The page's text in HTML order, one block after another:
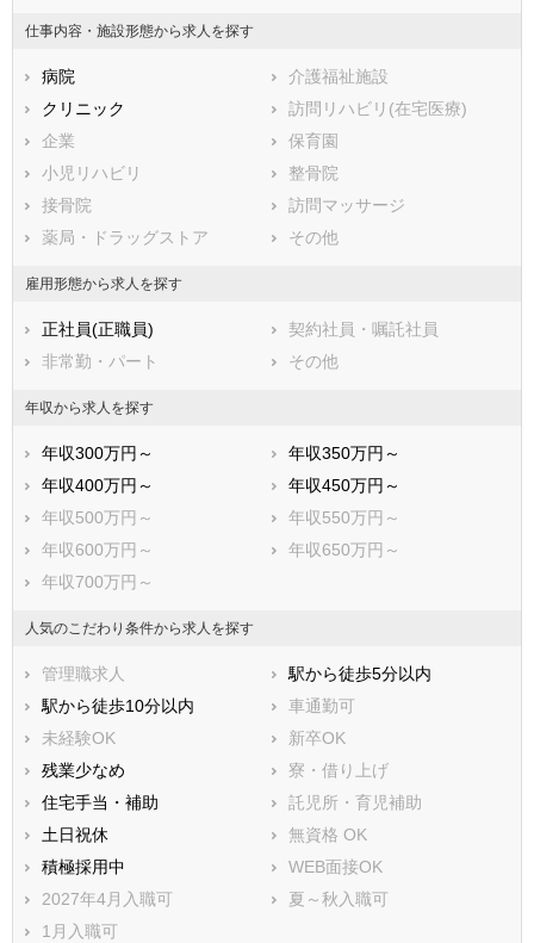
福岡県
佐賀県
熊本県
宮崎県
鹿児島県
横浜市港南区
横浜市緑区
横浜市瀬谷区
横浜市栄区
横浜市泉区
横浜市青葉区
横浜市都筑区
川崎市すべて
川崎市川崎区
川崎市幸区
川崎市中原区
川崎市高津区
相模原市すべて
相模原市緑区
相模原市中央区
相模原市南区
横須賀市
平塚市
鎌倉市
藤沢市
小田原市
茅ヶ崎市
逗子市
三浦市
秦野市
大和市
南足柄市
綾瀬市
三浦郡葉山町
高座郡寒川町
中郡大磯町
中郡二宮町
足柄上郡中井町
足柄上郡大井町
足柄上郡松田町
足柄上郡山北町
足柄上郡開成町
足柄下郡箱根町
足柄下郡真鶴町
足柄下郡湯河原町
愛甲郡愛川町
愛甲郡清川村
仕事内容・施設形態から求人を探す
病院
介護福祉施設
クリニック
訪問リハビリ(在宅医療)
企業
保育園
小児リハビリ
整骨院
接骨院
訪問マッサージ
薬局・ドラッグストア
その他
雇用形態から求人を探す
正社員(正職員)
契約社員・嘱託社員
非常勤・パート
その他
年収から求人を探す
年収300万円～
年収350万円～
年収400万円～
年収450万円～
年収500万円～
年収550万円～
年収600万円～
年収650万円～
年収700万円～
人気のこだわり条件から求人を探す
管理職求人
駅から徒歩5分以内
駅から徒歩10分以内
車通勤可
未経験OK
新卒OK
残業少なめ
寮・借り上げ
住宅手当・補助
託児所・育児補助
土日祝休
無資格 OK
積極採用中
WEB面接OK
2027年4月入職可
夏～秋入職可
1月入職可